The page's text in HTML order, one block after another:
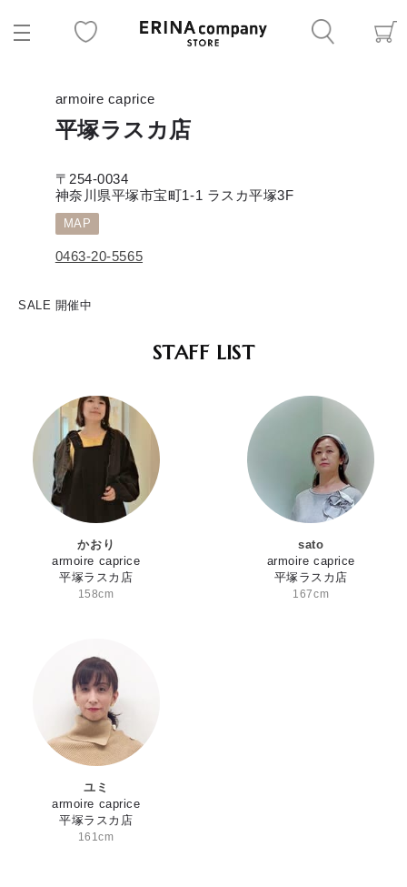
armoire caprice
平塚ラスカ店
〒254-0034
神奈川県平塚市宝町1-1 ラスカ平塚3F
MAP
0463-20-5565
SALE 開催中
STAFF LIST
かおり
armoire caprice
平塚ラスカ店
158cm
sato
armoire caprice
平塚ラスカ店
167cm
ユミ
armoire caprice
平塚ラスカ店
161cm